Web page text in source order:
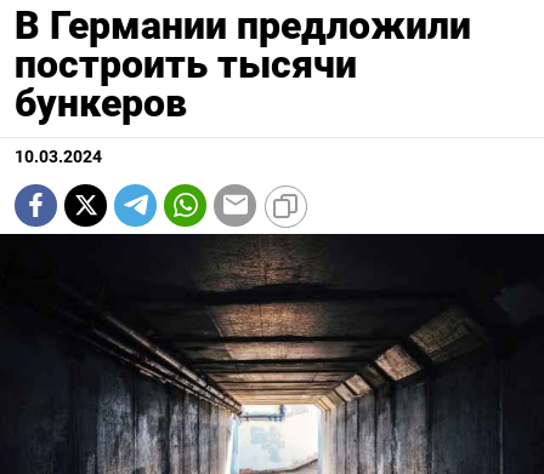
В Германии предложили
построить тысячи
бункеров
10.03.2024